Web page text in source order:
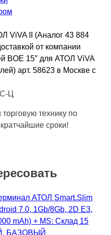
ViVA II (Аналог 43 884
от компании
BOE 15″ для АТОЛ ViVA
арт. 58623 в Москве с
Ц
технику по
сроки!